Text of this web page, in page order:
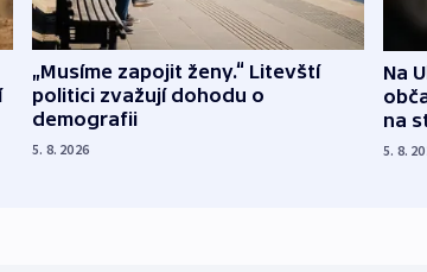
„Musíme zapojit ženy.“ Litevští
politici zvažují dohodu o
demografii
5. 8. 2026
Na
na
5. 8.